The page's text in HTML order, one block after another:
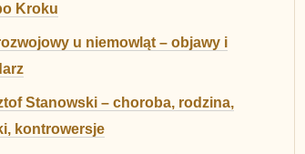
Kroku
u niemowląt – objawy i
Stanowski – choroba, rodzina,
kontrowersje